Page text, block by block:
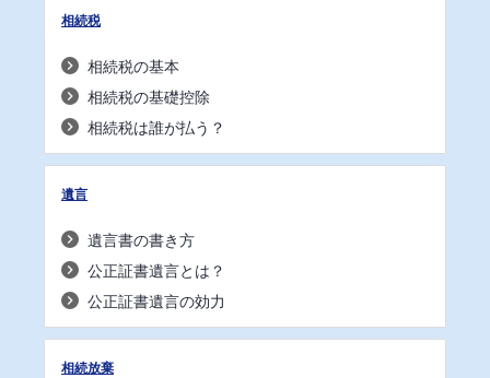
相続税
相続税の基本
相続税の基礎控除
相続税は誰が払う？
遺言
遺言書の書き方
公正証書遺言とは？
公正証書遺言の効力
相続放棄